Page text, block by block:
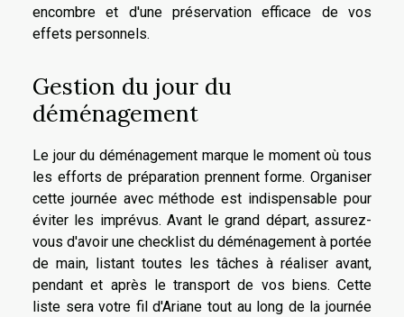
encombre et d'une préservation efficace de vos
effets personnels.
Gestion du jour du
déménagement
Le jour du déménagement marque le moment où tous
les efforts de préparation prennent forme. Organiser
cette journée avec méthode est indispensable pour
éviter les imprévus. Avant le grand départ, assurez-
vous d'avoir une checklist du déménagement à portée
de main, listant toutes les tâches à réaliser avant,
pendant et après le transport de vos biens. Cette
liste sera votre fil d'Ariane tout au long de la journée